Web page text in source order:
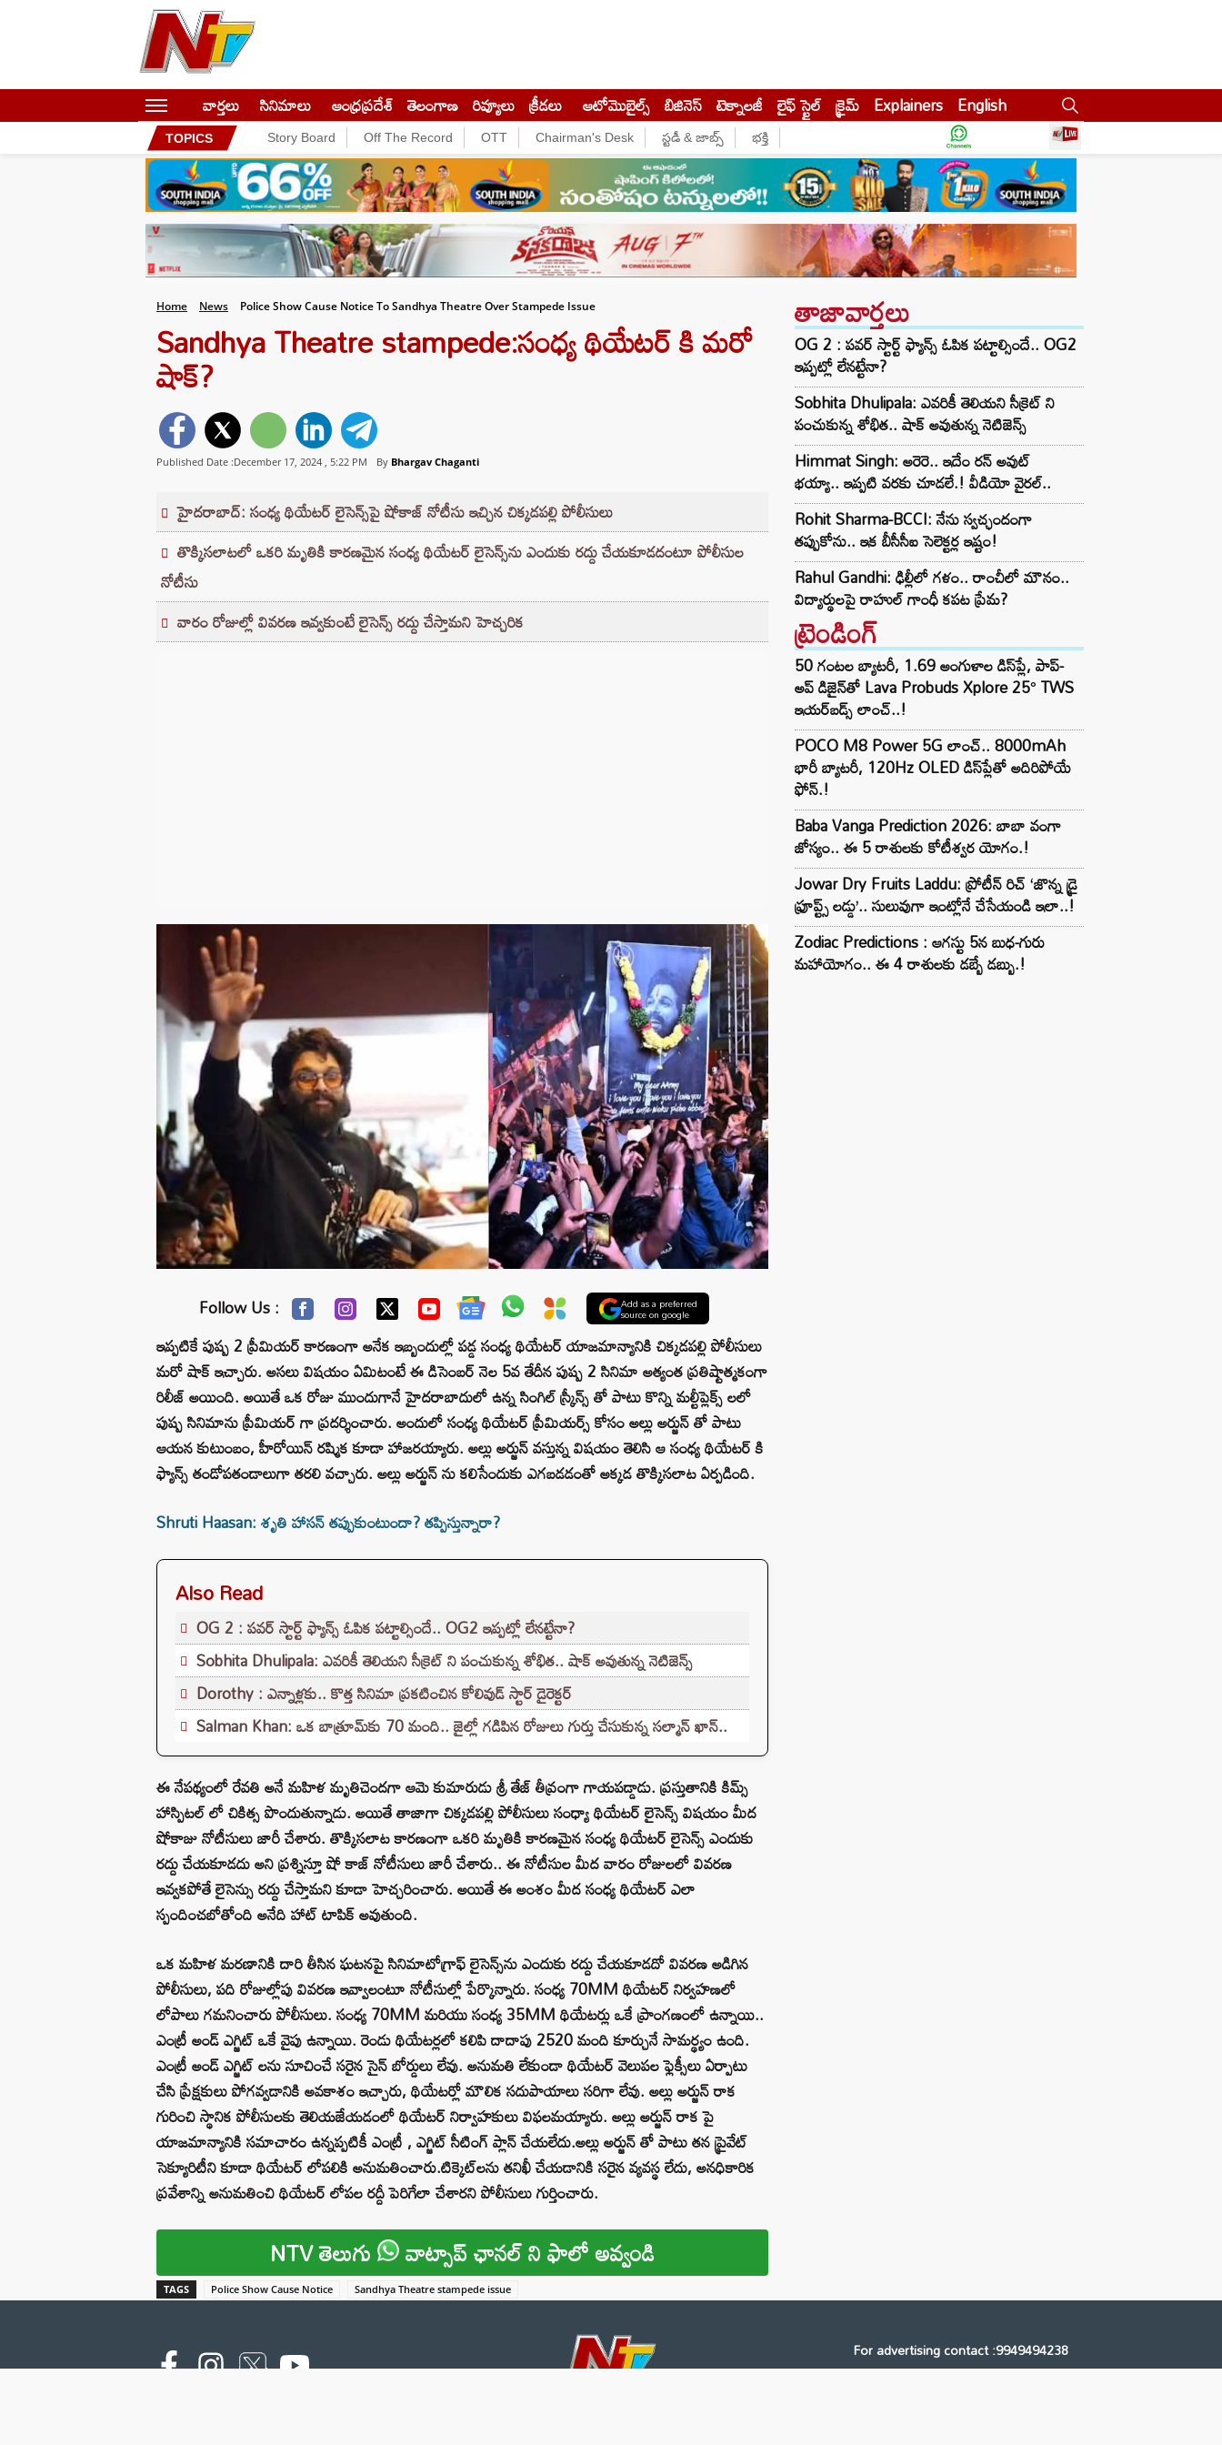
వార్తలు సినిమాలు ఆంధ్రప్రదేశ్ తెలంగాణ రివ్యూలు క్రీడలు ఆటోమొబైల్స్ బిజినెస్‌ టెక్నాలజీ లైఫ్ స్టైల్ క్రైమ్ Explainers English
TOPICS Story Board Off The Record OTT Chairman's Desk స్టడీ & జాబ్స్ భక్తి
Home News Police Show Cause Notice To Sandhya Theatre Over Stampede Issue
Sandhya Theatre stampede:సంధ్య థియేటర్‌ కి మరో
షాక్?
Published Date :December 17, 2024 , 5:22 PM By Bhargav Chaganti
హైదరాబాద్‌: సంధ్య థియేటర్‌ లైసెన్స్‌పై షోకాజ్‌ నోటీసు ఇచ్చిన చిక్కడపల్లి పోలీసులు
తొక్కిసలాటలో ఒకరి మృతికి కారణమైన సంధ్య థియేటర్ లైసెన్స్‌ను ఎందుకు రద్దు చేయకూడదంటూ పోలీసుల
నోటీసు
వారం రోజుల్లో వివరణ ఇవ్వకుంటే లైసెన్స్‌ రద్దు చేస్తామని హెచ్చరిక
Follow Us : Add as a preferred
source on google
ఇప్పటికే పుష్ప 2 ప్రీమియర్ కారణంగా అనేక ఇబ్బందుల్లో పడ్డ సంధ్య థియేటర్ యాజమాన్యానికి చిక్కడపల్లి పోలీసులు
మరో షాక్ ఇచ్చారు. అసలు విషయం ఏమిటంటే ఈ డిసెంబర్ నెల 5వ తేదీన పుష్ప 2 సినిమా అత్యంత ప్రతిష్టాత్మకంగా
రిలీజ్ అయింది. అయితే ఒక రోజు ముందుగానే హైదరాబాదులో ఉన్న సింగిల్ స్క్రీన్స్ తో పాటు కొన్ని మల్టీప్లెక్స్ లలో
పుష్ప సినిమాను ప్రీమియర్ గా ప్రదర్శించారు. అందులో సంధ్య థియేటర్ ప్రీమియర్స్ కోసం అల్లు అర్జున్ తో పాటు
ఆయన కుటుంబం, హీరోయిన్ రష్మిక కూడా హాజరయ్యారు. అల్లు అర్జున్ వస్తున్న విషయం తెలిసి ఆ సంధ్య థియేటర్ కి
ఫ్యాన్స్ తండోపతండాలుగా తరలి వచ్చారు. అల్లు అర్జున్ ను కలిసేందుకు ఎగబడడంతో అక్కడ తొక్కిసలాట ఏర్పడింది.
Shruti Haasan: శృతి హాసన్ తప్పుకుంటుందా? తప్పిస్తున్నారా?
Also Read
OG 2 : పవర్ స్టార్ట్ ఫ్యాన్స్ ఓపిక పట్టాల్సిందే.. OG2 ఇప్పట్లో లేనట్టేనా?
Sobhita Dhulipala: ఎవరికీ తెలియని సీక్రెట్ ని పంచుకున్న శోభిత.. షాక్ అవుతున్న నెటిజెన్స్
Dorothy : ఎన్నాళ్లకు.. కొత్త సినిమా ప్రకటించిన కోలివుడ్ స్టార్ డైరెక్టర్
Salman Khan: ఒక బాత్రూమ్‌కు 70 మంది.. జైల్లో గడిపిన రోజులు గుర్తు చేసుకున్న సల్మాన్ ఖాన్..
ఈ నేపథ్యంలో రేవతి అనే మహిళ మృతిచెందగా ఆమె కుమారుడు శ్రీ తేజ్ తీవ్రంగా గాయపడ్డాడు. ప్రస్తుతానికి కిమ్స్
హాస్పిటల్ లో చికిత్స పొందుతున్నాడు. అయితే తాజాగా చిక్కడపల్లి పోలీసులు సంధ్యా థియేటర్ లైసెన్స్ విషయం మీద
షోకాజు నోటీసులు జారీ చేశారు. తొక్కిసలాట కారణంగా ఒకరి మృతికి కారణమైన సంధ్య థియేటర్ లైసెన్స్ ఎందుకు
రద్దు చేయకూడదు అని ప్రశ్నిస్తూ షో కాజ్ నోటీసులు జారీ చేశారు.. ఈ నోటీసుల మీద వారం రోజులలో వివరణ
ఇవ్వకపోతే లైసెన్సు రద్దు చేస్తామని కూడా హెచ్చరించారు. అయితే ఈ అంశం మీద సంధ్య థియేటర్ ఎలా
స్పందించబోతోంది అనేది హాట్ టాపిక్ అవుతుంది.
ఒక మహిళ మరణానికి దారి తీసిన ఘటనపై సినిమాటోగ్రాఫ్ లైసెన్స్‌ను ఎందుకు రద్దు చేయకూడదో వివరణ అడిగిన
పోలీసులు, పది రోజుల్లోపు వివరణ ఇవ్వాలంటూ నోటీసుల్లో పేర్కొన్నారు. సంధ్య 70MM థియేటర్ నిర్వహణలో
లోపాలు గమనించారు పోలీసులు. సంధ్య 70MM మరియు సంధ్య 35MM థియేటర్లు ఒకే ప్రాంగణంలో ఉన్నాయి..
ఎంట్రీ అండ్ ఎగ్జిట్ ఒకే వైపు ఉన్నాయి. రెండు థియేటర్లలో కలిపి దాదాపు 2520 మంది కూర్చునే సామర్థ్యం ఉంది.
ఎంట్రీ అండ్ ఎగ్జిట్ లను సూచించే సరైన సైన్ బోర్డులు లేవు. అనుమతి లేకుండా థియేటర్ వెలుపల ఫ్లెక్సీలు ఏర్పాటు
చేసి ప్రేక్షకులు పోగవ్వడానికి అవకాశం ఇచ్చారు, థియేటర్లో మౌలిక సదుపాయాలు సరిగా లేవు. అల్లు అర్జున్ రాక
గురించి స్థానిక పోలీసులకు తెలియజేయడంలో థియేటర్ నిర్వాహకులు విఫలమయ్యారు. అల్లు అర్జున్ రాక పై
యాజమాన్యానికి సమాచారం ఉన్నప్పటికీ ఎంట్రీ , ఎగ్జిట్ సీటింగ్ ప్లాన్ చేయలేదు.అల్లు అర్జున్ తో పాటు తన ప్రైవేట్
సెక్యూరిటీని కూడా థియేటర్ లోపలికి అనుమతించారు.టిక్కెట్‌లను తనిఖీ చేయడానికి సరైన వ్యవస్థ లేదు, అనధికారిక
ప్రవేశాన్ని అనుమతించి థియేటర్ లోపల రద్దీ పెరిగేలా చేశారని పోలీసులు గుర్తించారు.
NTV తెలుగు వాట్సాప్ ఛానల్ ని ఫాలో అవ్వండి
TAGS Police Show Cause Notice Sandhya Theatre stampede issue
తాజావార్తలు
OG 2 : పవర్ స్టార్ట్ ఫ్యాన్స్ ఓపిక పట్టాల్సిందే.. OG2
ఇప్పట్లో లేనట్టేనా?
Sobhita Dhulipala: ఎవరికీ తెలియని సీక్రెట్ ని
పంచుకున్న శోభిత.. షాక్ అవుతున్న నెటిజెన్స్
Himmat Singh: అరెరె.. ఇదేం రన్ అవుట్
భయ్యా.. ఇప్పటి వరకు చూడలే.! వీడియో వైరల్..
Rohit Sharma-BCCI: నేను స్వచ్ఛందంగా
తప్పుకోను.. ఇక బీసీసీఐ సెలెక్టర్ల ఇష్టం!
Rahul Gandhi: ఢిల్లీలో గళం.. రాంచీలో మౌనం..
విద్యార్థులపై రాహుల్ గాంధీ కపట ప్రేమ?
ట్రెండింగ్‌
50 గంటల బ్యాటరీ, 1.69 అంగుళాల డిస్‌ప్లే, పాప్-
అప్ డిజైన్‌తో Lava Probuds Xplore 25° TWS
ఇయర్‌బడ్స్ లాంచ్..!
POCO M8 Power 5G లాంచ్.. 8000mAh
భారీ బ్యాటరీ, 120Hz OLED డిస్‌ప్లేతో అదిరిపోయే
ఫోన్.!
Baba Vanga Prediction 2026: బాబా వంగా
జోస్యం.. ఈ 5 రాశులకు కోటీశ్వర యోగం.!
Jowar Dry Fruits Laddu: ప్రోటీన్ రిచ్ ‘జొన్న డ్రై
ఫ్రూప్ట్స్ లడ్డు’.. సులువుగా ఇంట్లోనే చేసేయండి ఇలా..!
Zodiac Predictions : ఆగస్టు 5న బుధ-గురు
మహాయోగం.. ఈ 4 రాశులకు డబ్బే డబ్బు.!
For advertising contact :9949494238
Email: digital@ntvnetwork.com